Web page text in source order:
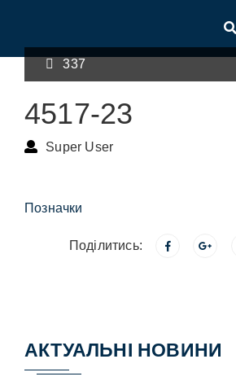
337
4517-23
Super User
Позначки
Поділитись:
АКТУАЛЬНІ НОВИНИ